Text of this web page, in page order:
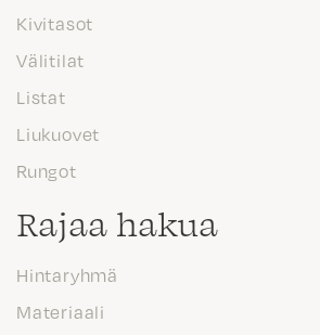
Kivitasot
Välitilat
Listat
Liukuovet
Rungot
Rajaa hakua
Hintaryhmä
Materiaali